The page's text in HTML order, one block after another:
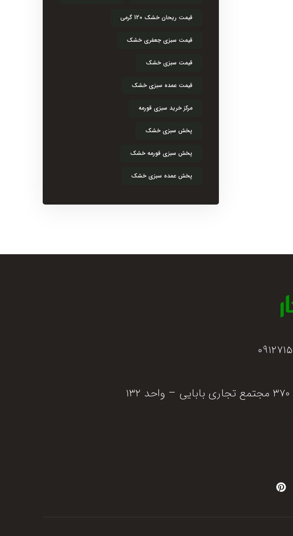
قیمت ریحان خشک 120 گرمی
قیمت سبزی جعفری خشک
قیمت سبزی خشک
قیمت عمده سبزی خشک
مرکز خرید سبزی قورمه
پخش سبزی خشک
پخش سبزی قورمه خشک
پخش عمده سبزی خشک